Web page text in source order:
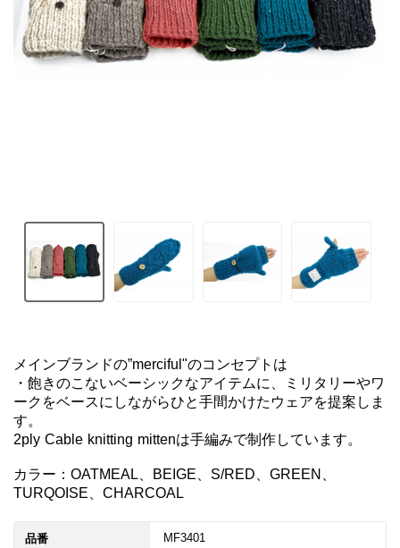
メインブランドの”merciful"のコンセプトは
・飽きのこないベーシックなアイテムに、ミリタリーやワ
ークをベースにしながらひと手間かけたウェアを提案しま
す。
2ply Cable knitting mittenは手編みで制作しています。
カラー：OATMEAL、BEIGE、S/RED、GREEN、
TURQOISE、CHARCOAL
品番 MF3401